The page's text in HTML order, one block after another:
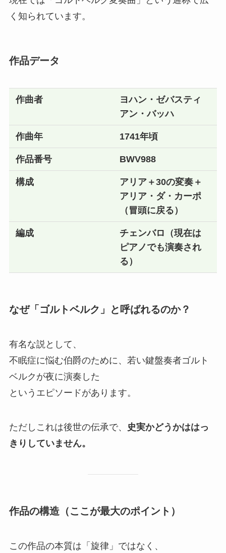
く知られています。
作品データ
作曲者
ヨハン・ゼバスティ
アン・バッハ
作曲年 1741年頃
作品番号 BWV988
構成
アリア＋30の変奏＋
アリア・ダ・カーポ
（冒頭に戻る）
編成
チェンバロ（現在は
ピアノでも演奏され
る）
なぜ「ゴルトベルク」と呼ばれるのか？
有名な説として、
不眠症に悩む伯爵のために、若い鍵盤奏者ゴルト
ベルクが夜に演奏した
というエピソードがあります。
ただしこれは後世の伝承で、
史実かどうかははっ
きりしていません。
作品の構造（ここが最大のポイント）
この作品の本質は「旋律」ではなく、